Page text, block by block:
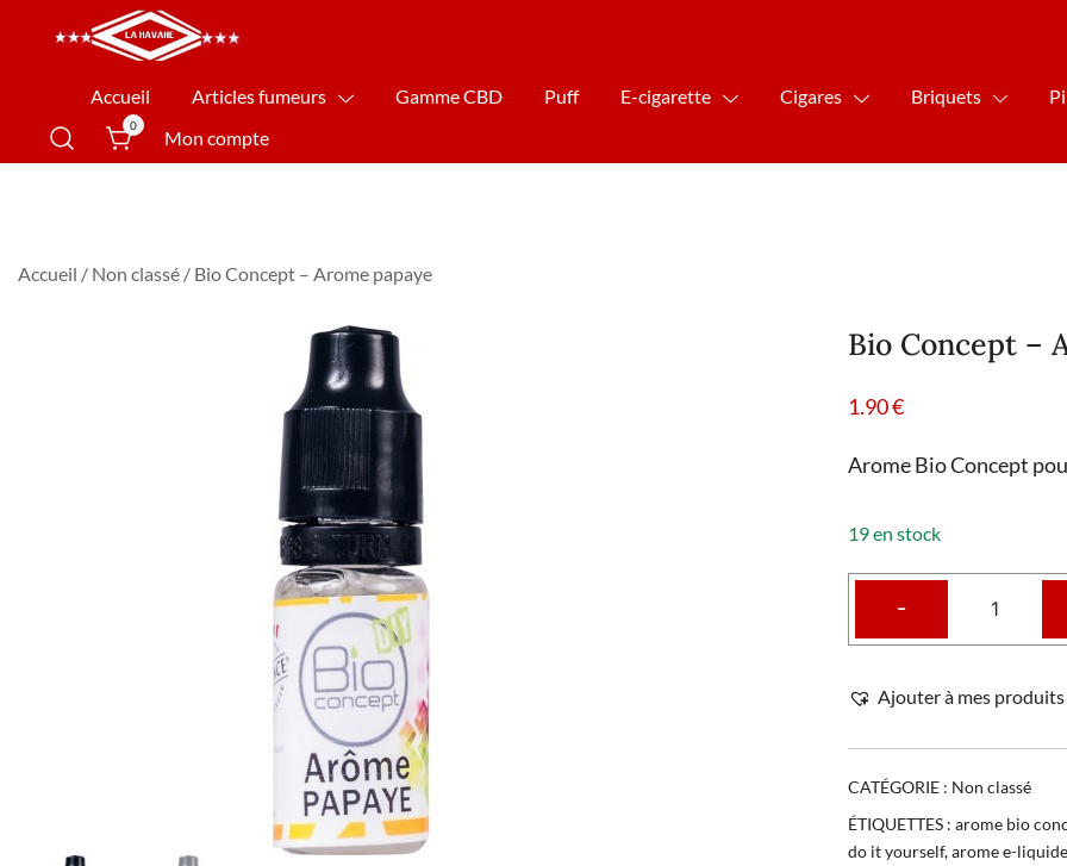
La Havane Nîmes
Accueil Articles fumeurs Gamme CBD Puff E-cigarette Cigares Briquets
0
Mon compte
Accueil / Non classé / Bio Concept – Arome papaye
Bio Concept –
1.90€
Arome Bio Concept
19 en stock
-
Ajouter à mes
CATÉGORIE : Non classé
ÉTIQUETTES : arome bio
do it yourself,arome e-liquide